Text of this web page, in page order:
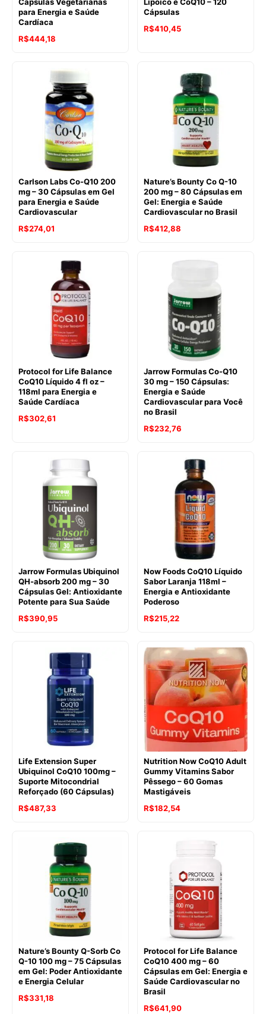
para Energia e Saúde
Cardíaca
R$444,18
Cápsulas
R$410,45
Carlson Labs Co-Q10 200
mg – 30 Cápsulas em Gel
para Energia e Saúde
Cardiovascular
R$274,01
Nature’s Bounty Co Q-10
200 mg – 80 Cápsulas em
Gel: Energia e Saúde
Cardiovascular no Brasil
R$412,88
Protocol for Life Balance
CoQ10 Líquido 4 fl oz –
118ml para Energia e
Saúde Cardíaca
R$302,61
Jarrow Formulas Co-Q10
30 mg – 150 Cápsulas:
Energia e Saúde
Cardiovascular para Você
no Brasil
R$232,76
Jarrow Formulas Ubiquinol
QH-absorb 200 mg – 30
Cápsulas Gel: Antioxidante
Potente para Sua Saúde
R$390,95
Now Foods CoQ10 Líquido
Sabor Laranja 118ml –
Energia e Antioxidante
Poderoso
R$215,22
Life Extension Super
Ubiquinol CoQ10 100mg –
Suporte Mitocondrial
Reforçado (60 Cápsulas)
R$487,33
Nutrition Now CoQ10 Adult
Gummy Vitamins Sabor
Pêssego – 60 Gomas
Mastigáveis
O
R$226,70.
R$182,54O
é:
R$182,54.
Nature’s Bounty Q-Sorb Co
Q-10 100 mg – 75 Cápsulas
em Gel: Poder Antioxidante
e Energia Celular
R$331,18
Protocol for Life Balance
CoQ10 400 mg – 60
Cápsulas em Gel: Energia e
Saúde Cardiovascular no
Brasil
R$641,90